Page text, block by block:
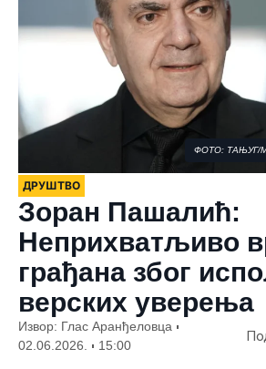
ФОТО: ТАЊУГ/
ДРУШТВО
Зоран Пашалић:
Неприхватљиво
грађана због
верских уверења
Извор: Глас Аранђеловца
02.06.2026.
15:00